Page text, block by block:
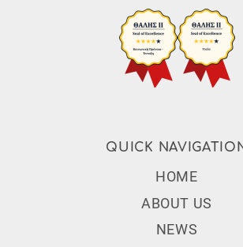
QUICK
Subfooter Menu
HOME
ABOUT US
NEWS